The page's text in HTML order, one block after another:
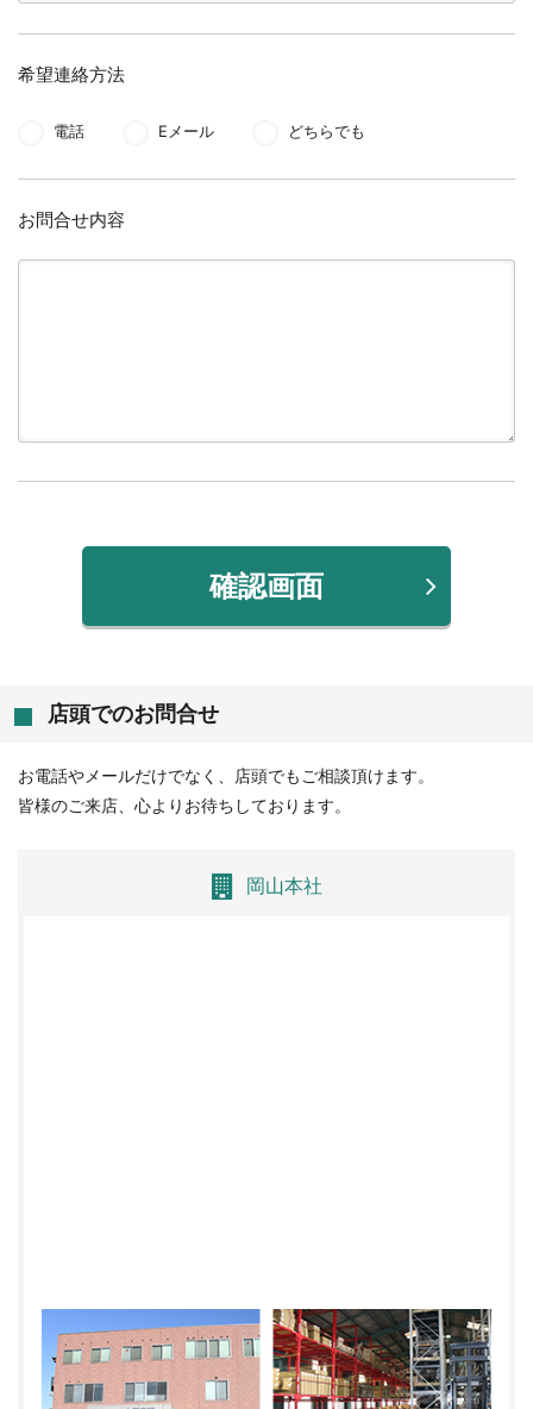
希望連絡方法
電話 Eメール どちらでも
お問合せ内容
確認画面
店頭でのお問合せ
お電話やメールだけでなく、店頭でもご相談頂けます。
皆様のご来店、心よりお待ちしております。
岡山本社